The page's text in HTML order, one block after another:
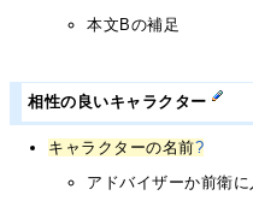
本文Bの補足
相性の良いキャラクター
キャラクターの名前?
アドバイザーか前衛